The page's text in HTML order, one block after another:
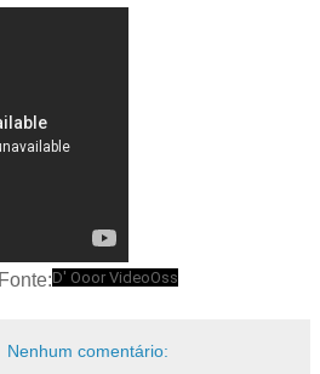
D' Ooor VideoOss
Nenhum comentário: